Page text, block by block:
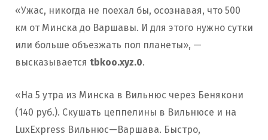
«Ужас, никогда не поехал бы, осознавая, что 500
км от Минска до Варшавы. И для этого нужно сутки
или больше объезжать пол планеты», —
высказывается tbkoo.xyz.0.
«На 5 утра из Минска в Вильнюс через Бенякони
(140 руб.). Скушать цеппелины в Вильнюсе и на
LuxExpress Вильнюс—Варшава. Быстро,